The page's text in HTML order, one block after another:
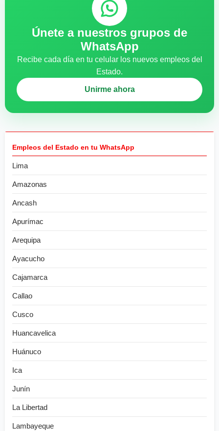
Únete a nuestros grupos de
WhatsApp
Recibe cada día en tu celular los nuevos empleos del
Estado.
Unirme ahora
Empleos del Estado en tu WhatsApp
Lima
Amazonas
Ancash
Apurímac
Arequipa
Ayacucho
Cajamarca
Callao
Cusco
Huancavelica
Huánuco
Ica
Junín
La Libertad
Lambayeque